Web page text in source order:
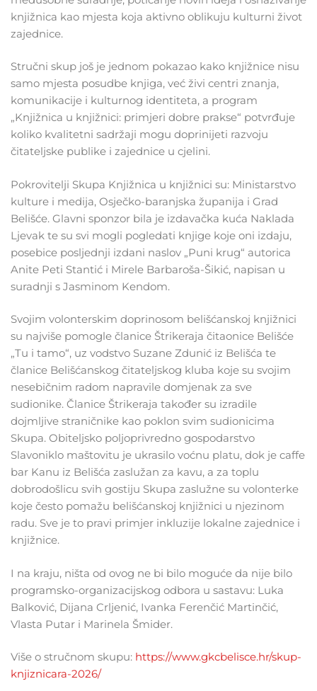
knjižnica kao mjesta koja aktivno oblikuju kulturni život
zajednice.
Stručni skup još je jednom pokazao kako knjižnice nisu
samo mjesta posudbe knjiga, već živi centri znanja,
komunikacije i kulturnog identiteta, a program
„Knjižnica u knjižnici: primjeri dobre prakse“ potvrđuje
koliko kvalitetni sadržaji mogu doprinijeti razvoju
čitateljske publike i zajednice u cjelini.
Pokrovitelji Skupa Knjižnica u knjižnici su: Ministarstvo
kulture i medija, Osječko-baranjska županija i Grad
Belišće. Glavni sponzor bila je izdavačka kuća Naklada
Ljevak te su svi mogli pogledati knjige koje oni izdaju,
posebice posljednji izdani naslov „Puni krug“ autorica
Anite Peti Stantić i Mirele Barbaroša-Šikić, napisan u
suradnji s Jasminom Kendom.
Svojim volonterskim doprinosom belišćanskoj knjižnici
su najviše pomogle članice Štrikeraja čitaonice Belišće
„Tu i tamo“, uz vodstvo Suzane Zdunić iz Belišća te
članice Belišćanskog čitateljskog kluba koje su svojim
nesebičnim radom napravile domjenak za sve
sudionike. Članice Štrikeraja također su izradile
dojmljive straničnike kao poklon svim sudionicima
Skupa. Obiteljsko poljoprivredno gospodarstvo
Slavoniklo maštovitu je ukrasilo voćnu platu, dok je caffe
bar Kanu iz Belišća zaslužan za kavu, a za toplu
dobrodošlicu svih gostiju Skupa zaslužne su volonterke
koje često pomažu belišćanskoj knjižnici u njezinom
radu. Sve je to pravi primjer inkluzije lokalne zajednice i
knjižnice.
I na kraju, ništa od ovog ne bi bilo moguće da nije bilo
programsko-organizacijskog odbora u sastavu: Luka
Balković, Dijana Crljenić, Ivanka Ferenčić Martinčić,
Vlasta Putar i Marinela Šmider.
Više o stručnom skupu: https://www.gkcbelisce.hr/skup-
knjiznicara-2026/